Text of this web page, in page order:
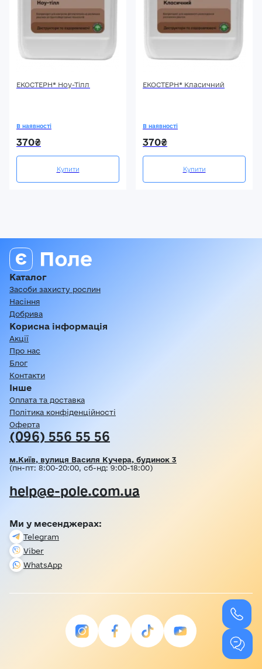
ЕКОСТЕРН® Ноу-Тілл
В наявності
370₴
Купити
ЕКОСТЕРН® Класичний
В наявності
370₴
Купити
Каталог
Засоби захисту рослин
Насіння
Добрива
Корисна інформація
Акції
Про нас
Блог
Контакти
Інше
Оплата та доставка
Політика конфіденційності
Оферта
(096) 556 55 56
м.Київ, вулиця Василя Кучера, будинок 3
(пн-пт: 8:00-20:00, сб-нд: 9:00-18:00)
help@e-pole.com.ua
Ми у месенджерах:
Telegram
Viber
WhatsApp